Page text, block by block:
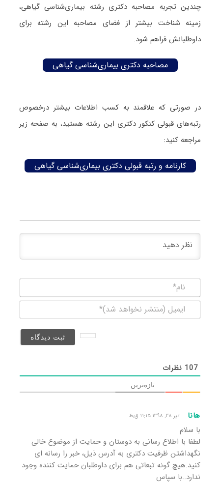
چندین تجربه مصاحبه دکتری رشته بیماری‌شناسی گیاهی،
زمینه شناخت بیشتر از فضای مصاحبه این رشته برای
داوطلبانش فراهم شود.
مصاحبه دکتری بیماری‌شناسی گیاهی
در صورتی که علاقمند به کسب اطلاعات بیشتر درخصوص
رتبه‌های قبولی کنکور دکتری این رشته هستید، به صفحه زیر
مراجعه کنید:
کارنامه و رتبه قبولی دکتری بیماری‌شناسی گیاهی
(منتشر
107 نظرات
تازه‌ترین
هانا تیر ۲۸, ۱۳۹۸ ۱۱:۱۵ ق٫ظ
با سلام
لطفا با اطلاع رسانی به دوستان و حمایت از موضوع خالی
نگهداشتن ظرفیت دکتری به آدرس ذیل، خبر را رسانه ای
کنید.هیچ گونه تبعاتی هم برای داوطلبان حمایت کننده وجود
ندارد..با سپاس